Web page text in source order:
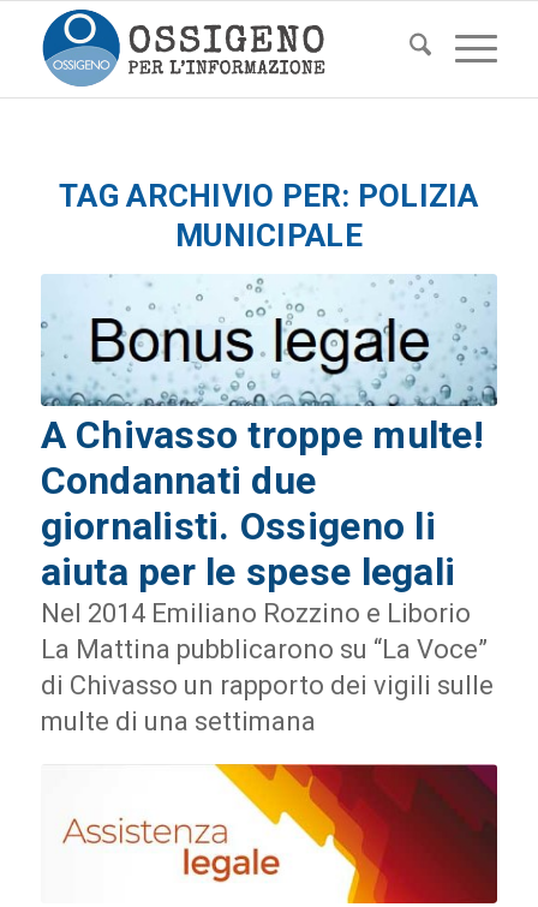
TAG ARCHIVIO PER: POLIZIA
MUNICIPALE
A Chivasso troppe multe!
Condannati due
giornalisti. Ossigeno li
aiuta per le spese legali
Nel 2014 Emiliano Rozzino e Liborio
La Mattina pubblicarono su “La Voce”
di Chivasso un rapporto dei vigili sulle
multe di una settimana